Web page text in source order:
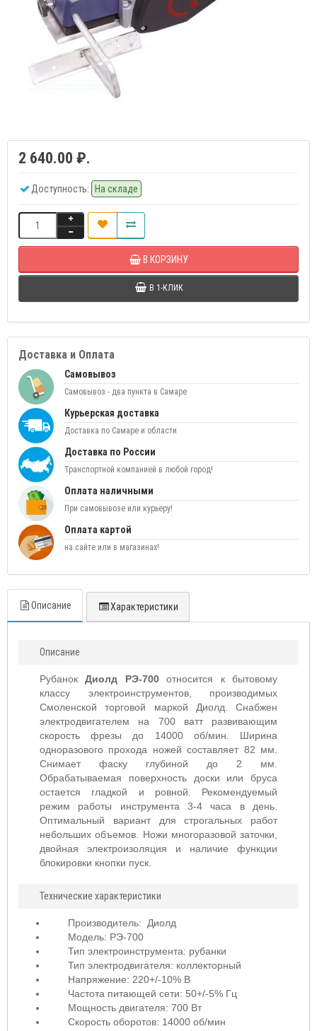
2 640.00 ₽.
Доступность: На складе
В КОРЗИНУ
В 1-КЛИК
Доставка и Оплата
Самовывоз
Самовывоз - два пункта в Самаре
Курьерская доставка
Доставка по Самаре и области
Доставка по России
Транспортной компанией в любой город!
Оплата наличными
При самовывозе или курьеру!
Оплата картой
на сайте или в магазинах!
Описание Характеристики
Описание
РубанокДиолд РЭ-700относится к бытовому
классу электроинструментов, производимых
Смоленской торговой маркой Диолд. Снабжен
электродвигателем на 700 ватт развивающим
скорость фрезы до 14000 об/мин. Ширина
одноразового прохода ножей составляет 82 мм.
Снимает фаску глубиной до 2 мм.
Обрабатываемая поверхность доски или бруса
остается гладкой и ровной. Рекомендуемый
режим работы инструмента 3-4 часа в день.
Оптимальный вариант для строгальных работ
небольших объемов. Ножи многоразовой заточки,
двойная электроизоляция и наличие функции
блокировки кнопки пуск.
Технические характеристики
Производитель: Диолд
Модель: РЭ-700
Тип электроинструмента: рубанки
Тип электродвигателя: коллекторный
Напряжение: 220+/-10% В
Частота питающей сети: 50+/-5% Гц
Мощность двигателя: 700 Вт
Скорость оборотов: 14000 об/мин